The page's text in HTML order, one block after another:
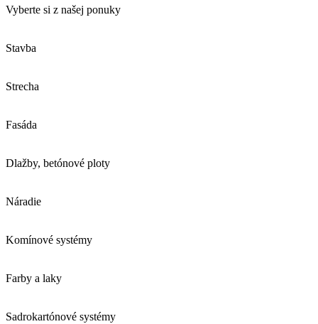
Vyberte si z našej ponuky
Stavba
Strecha
Fasáda
Dlažby, betónové ploty
Náradie
Komínové systémy
Farby a laky
Sadrokartónové systémy